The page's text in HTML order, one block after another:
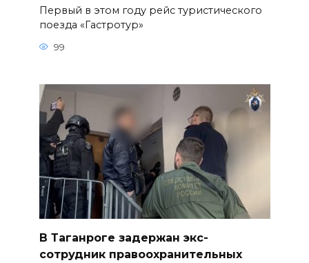
Первый в этом году рейс туристического
поезда «Гастротур»
99
В Таганроге задержан экс-
сотрудник правоохранительных